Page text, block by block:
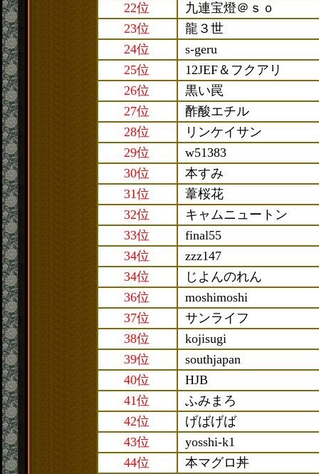
22位
九連宝燈＠ｓｏ
23位
龍３世
24位
s-geru
25位
12JEF＆フクアリ
26位
黒い罠
27位
酢酸エチル
28位
リンケイサン
29位
w51383
30位
本すみ
31位
葦桜花
32位
キャムニュートン
33位
final55
34位
zzz147
34位
じよんのれん
36位
moshimoshi
37位
サンライフ
38位
kojisugi
39位
southjapan
40位
HJB
41位
ふみまろ
42位
げばげば
43位
yosshi-k1
44位
本マグロ丼